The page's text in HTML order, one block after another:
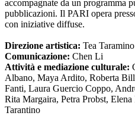
accompagnate da un programma
pubblicazioni. Il PARI opera
con iniziative diffuse.
Direzione artistica: Tea
Comunicazione: Chen Li
Attività e mediazione culturale:
Albano, Maya Ardito, Roberta
Fanti, Laura Guercio Coppo,
Rita Margaira, Petra Probst,
Tarantino